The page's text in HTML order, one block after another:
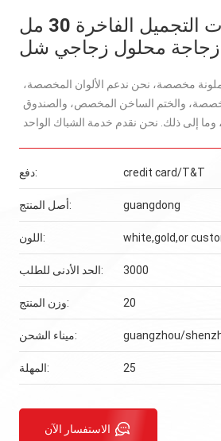
تغليف مستحضرات التجميل الفاخرة 30 مل
زجاجة محلول زجاجي شل
مخصصة، نحن ندعم الألوان المخصصة،
والختم الساخن المخصص، والصندوق
دفع: credit card/T&T
أصل المنتج: guangdong
اللون: white,gold,or
الحد الأدنى للطلب: 3000
وزن المنتج: 20
ميناء الشحن: guangzhou/
المهلة: 25
الاستفسار الآن